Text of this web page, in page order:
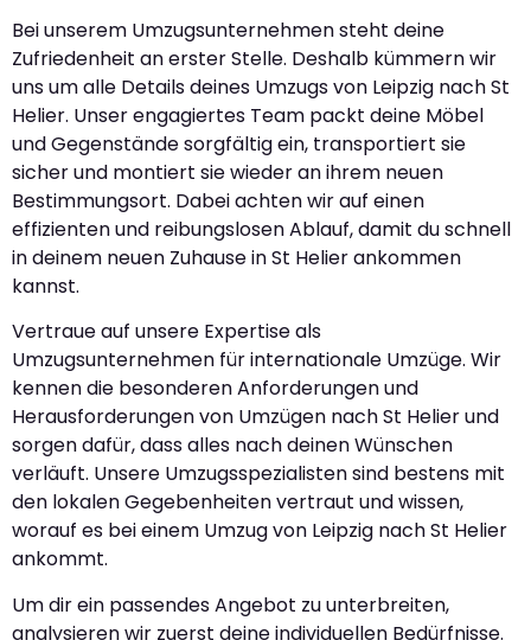
Bei unserem Umzugsunternehmen steht deine
Zufriedenheit an erster Stelle. Deshalb kümmern wir
uns um alle Details deines Umzugs von Leipzig nach St
Helier. Unser engagiertes Team packt deine Möbel
und Gegenstände sorgfältig ein, transportiert sie
sicher und montiert sie wieder an ihrem neuen
Bestimmungsort. Dabei achten wir auf einen
effizienten und reibungslosen Ablauf, damit du schnell
in deinem neuen Zuhause in St Helier ankommen
kannst.
Vertraue auf unsere Expertise als
Umzugsunternehmen für internationale Umzüge. Wir
kennen die besonderen Anforderungen und
Herausforderungen von Umzügen nach St Helier und
sorgen dafür, dass alles nach deinen Wünschen
verläuft. Unsere Umzugsspezialisten sind bestens mit
den lokalen Gegebenheiten vertraut und wissen,
worauf es bei einem Umzug von Leipzig nach St Helier
ankommt.
Um dir ein passendes Angebot zu unterbreiten,
analysieren wir zuerst deine individuellen Bedürfnisse.